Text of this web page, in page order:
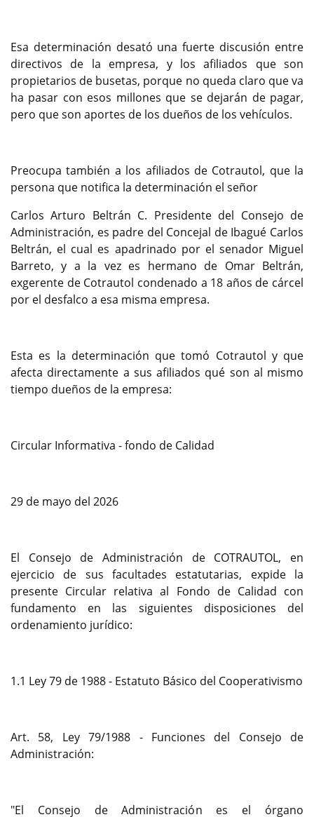
Esa determinación desató una fuerte discusión entre
directivos de la empresa, y los afiliados que son
propietarios de busetas, porque no queda claro que va
ha pasar con esos millones que se dejarán de pagar,
pero que son aportes de los dueños de los vehículos.
Preocupa también a los afiliados de Cotrautol, que la
persona que notifica la determinación el señor
Carlos Arturo Beltrán C. Presidente del Consejo de
Administración, es padre del Concejal de Ibagué Carlos
Beltrán, el cual es apadrinado por el senador Miguel
Barreto, y a la vez es hermano de Omar Beltrán,
exgerente de Cotrautol condenado a 18 años de cárcel
por el desfalco a esa misma empresa.
Esta es la determinación que tomó Cotrautol y que
afecta directamente a sus afiliados qué son al mismo
tiempo dueños de la empresa:
Circular Informativa - fondo de Calidad
29 de mayo del 2026
El Consejo de Administración de COTRAUTOL, en
ejercicio de sus facultades estatutarias, expide la
presente Circular relativa al Fondo de Calidad con
fundamento en las siguientes disposiciones del
ordenamiento jurídico:
1.1 Ley 79 de 1988 - Estatuto Básico del Cooperativismo
Art. 58, Ley 79/1988 - Funciones del Consejo de
Administración:
"El Consejo de Administración es el órgano